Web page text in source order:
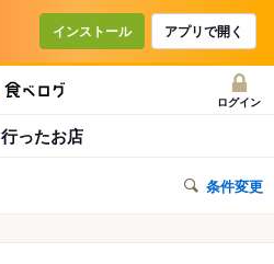
インストール アプリで開く
ログイン
行ったお店
条件変更